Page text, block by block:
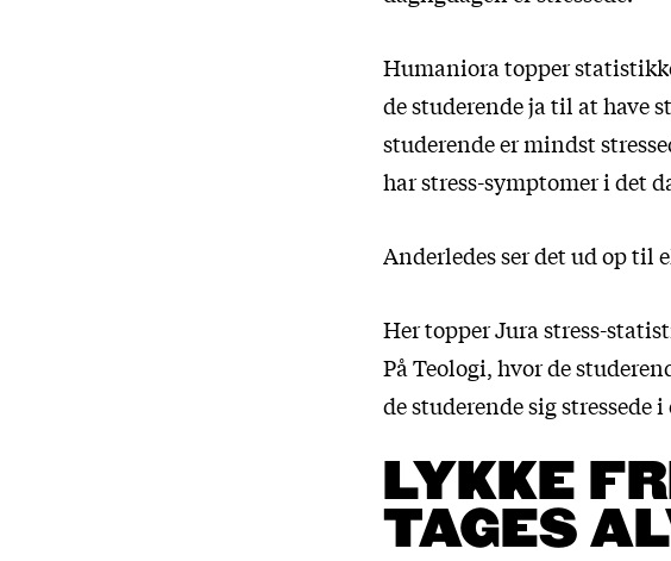
Humaniora topper
de studerende ja til at have
studerende er mindst
har stress-symptomer i det
Anderledes ser det ud op til
Her topper Jura stress-
På Teologi, hvor de
de studerende sig stressede
LYKKE
TAGES